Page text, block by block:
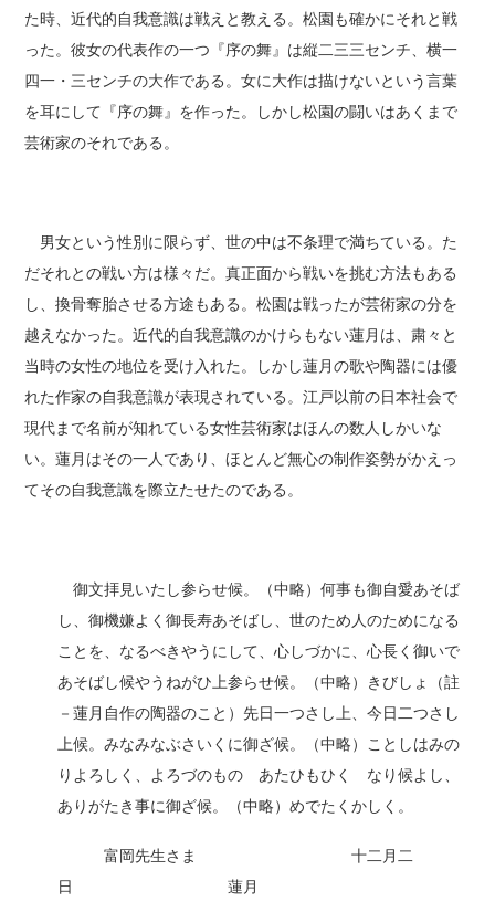
た時、近代的自我意識は戦えと教える。松園も確かにそれと戦
った。彼女の代表作の一つ『序の舞』は縦二三三センチ、横一
四一・三センチの大作である。女に大作は描けないという言葉
を耳にして『序の舞』を作った。しかし松園の闘いはあくまで
芸術家のそれである。
男女という性別に限らず、世の中は不条理で満ちている。た
だそれとの戦い方は様々だ。真正面から戦いを挑む方法もある
し、換骨奪胎させる方途もある。松園は戦ったが芸術家の分を
越えなかった。近代的自我意識のかけらもない蓮月は、粛々と
当時の女性の地位を受け入れた。しかし蓮月の歌や陶器には優
れた作家の自我意識が表現されている。江戸以前の日本社会で
現代まで名前が知れている女性芸術家はほんの数人しかいな
い。蓮月はその一人であり、ほとんど無心の制作姿勢がかえっ
てその自我意識を際立たせたのである。
御文拝見いたし参らせ候。（中略）何事も御自愛あそば
し、御機嫌よく御長寿あそばし、世のため人のためになる
ことを、なるべきやうにして、心しづかに、心長く御いで
あそばし候やうねがひ上参らせ候。（中略）きびしょ（註
－蓮月自作の陶器のこと）先日一つさし上、今日二つさし
上候。みなみなぶさいくに御ざ候。（中略）ことしはみの
りよろしく、よろづのものゝあたひもひくゝなり候よし、
ありがたき事に御ざ候。（中略）めでたくかしく。
富岡先生さま 十二月二
日 蓮月